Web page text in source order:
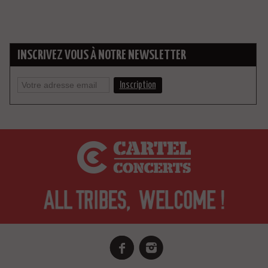
INSCRIVEZ VOUS À NOTRE NEWSLETTER